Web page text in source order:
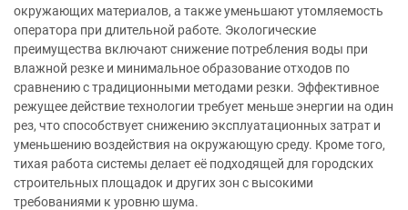
окружающих материалов, а также уменьшают утомляемость
оператора при длительной работе. Экологические
преимущества включают снижение потребления воды при
влажной резке и минимальное образование отходов по
сравнению с традиционными методами резки. Эффективное
режущее действие технологии требует меньше энергии на один
рез, что способствует снижению эксплуатационных затрат и
уменьшению воздействия на окружающую среду. Кроме того,
тихая работа системы делает её подходящей для городских
строительных площадок и других зон с высокими
требованиями к уровню шума.